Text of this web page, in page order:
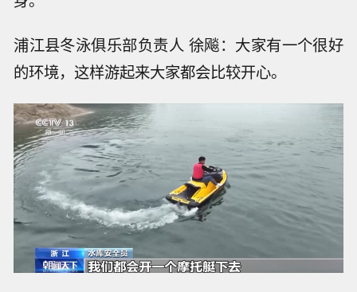
浦江县冬泳俱乐部负责人 徐飚：大家有一个很好
的环境，这样游起来大家都会比较开心。